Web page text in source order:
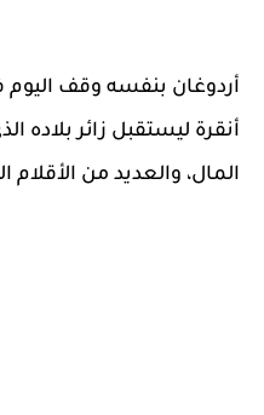
أردوغان بنفسه وقف
أنقرة ليستقبل زائر بلاده
المال، والعديد من الأقلام